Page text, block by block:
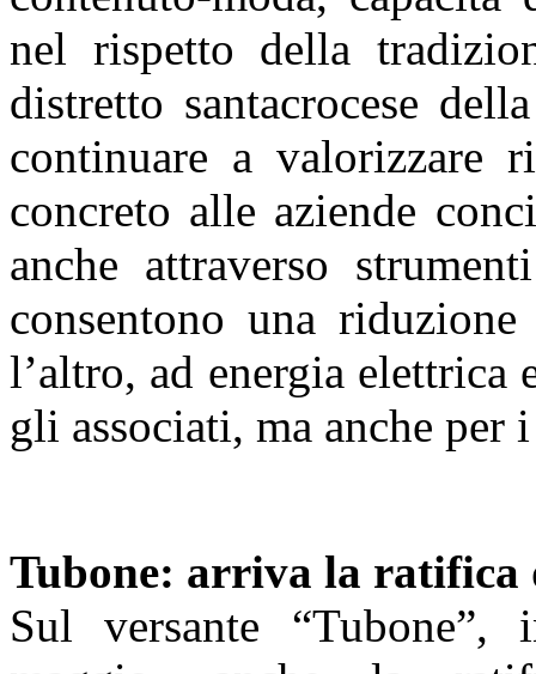
nel rispetto della
distretto santacrocese
continuare a valorizzare
concreto alle aziende
anche attraverso
consentono una
l’altro, ad energia elettrica
gli associati, ma anche
Tubone: arriva la
Sul versante